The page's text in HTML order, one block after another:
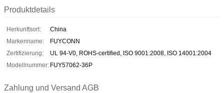
Produktdetails
Herkunftsort:
China
Markenname:
FUYCONN
Zertifizierung:
UL 94-V0, ROHS-certified, ISO 9001:2008, ISO 14001:2004
Modellnummer: FUY57062-36P
Zahlung und Versand AGB